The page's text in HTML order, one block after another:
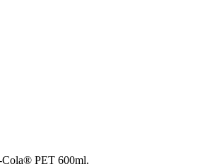
Cola® PET 600ml.